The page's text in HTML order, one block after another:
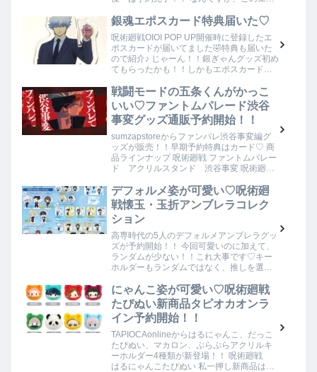
が少ない（きっとまだ五条くんの結末を受
銀魂エポスカード特典届いた♡
呪術廻戦OIOI POP UP開催時に登録したエ
ポスカードが届いてました🤣特典も届いた
ので紹介♪ じゃーん！！銀ぎゃんグッズ初め
てもらったかも！！しかもエポスカード入
スタの台座が可愛いなと思います♡…
戦闘モードの五条くんがかっこ
いい♡ファントムパレード渋谷
事変グッズ通販予約開始！！
sumzapstoreからファンパレ渋谷事変編グ
ッズが販売！！早期予約特典はカード♡ 商
品ラインナップ 呪術廻戦 ファントムパレー
ド アクリルスタンド 渋谷事変 呪術廻戦
ング 渋谷事変 呪術廻戦 ファ…
デフォルメ姿が可愛い♡呪術廻
戦懐玉・玉折アンブレラコレク
ション
高専時代の5人のデフォルメアンブレラグッ
ズが予約開始！！ 今回可愛いのに加えて、
ランダムが少ない！！これ大事です♡キー
ホルダーもランダムではなく、推しを選べ
ニアクリルスタンド ミニアクリルスタンド
と…
にゃんこ姿が可愛い♡呪術廻戦
たぴぬい新商品タピオカオンラ
イン予約開始！！
TAPIOCAonlineからはるにゃんこ、だっこ
たぴぬい、マカロン、ぷらぷらアクリルキ
ーホルダー4種類が新登場！！ 呪術廻戦
はるにゃんこたぴぬい 私一押し新商品はこ